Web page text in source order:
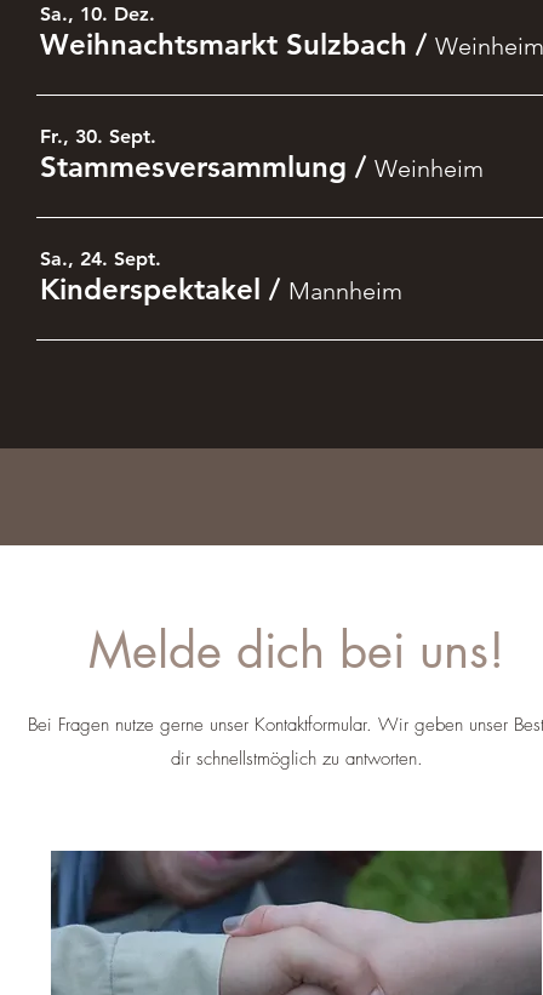
Sa., 10. Dez.
Weihnachtsmarkt Sulzbach / Weinheim
Fr., 30. Sept.
Stammesversammlung / Weinheim
Sa., 24. Sept.
Kinderspektakel / Mannheim
Melde dich bei uns!
Bei Fragen nutze gerne unser Kontaktformular. Wir geben unser
dir schnellstmöglich zu antworten.